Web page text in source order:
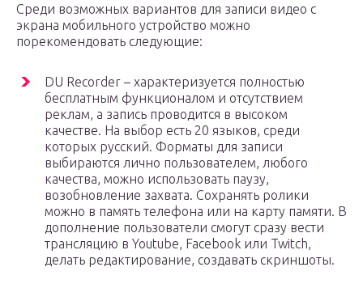
Среди возможных вариантов для записи видео с
экрана мобильного устройство можно
порекомендовать следующие:
DU Recorder – характеризуется полностью
бесплатным функционалом и отсутствием
реклам, а запись проводится в высоком
качестве. На выбор есть 20 языков, среди
которых русский. Форматы для записи
выбираются лично пользователем, любого
качества, можно использовать паузу,
возобновление захвата. Сохранять ролики
можно в память телефона или на карту памяти. В
дополнение пользователи смогут сразу вести
трансляцию в Youtube, Facebook или Twitch,
делать редактирование, создавать скриншоты.